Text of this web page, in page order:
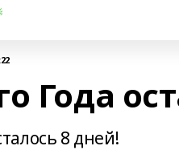
Года
8 дней!